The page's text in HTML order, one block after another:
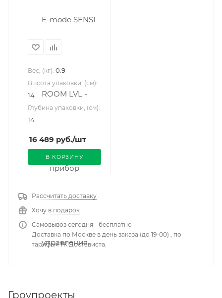
Вес, (кг): 0.9
Высота упаковки, (см):
14
Глубина упаковки, (см):
14
16 489 руб./шт
В КОРЗИНУ
Рассчитать доставку
Хочу в подарок
Самовывоз сегодня - бесплатно
Доставка по Москве в день заказа (до 19-00) , по
тарифам ТК Достависта.
Гроупроекты